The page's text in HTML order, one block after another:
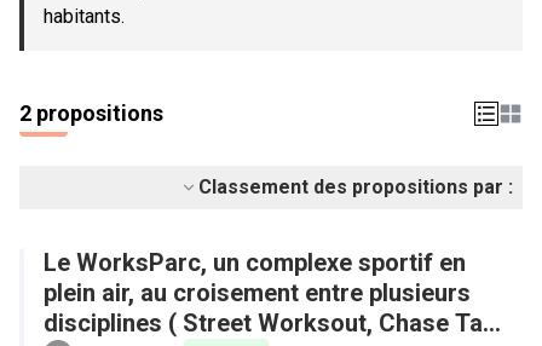
habitants.
2 propositions
Classement des propositions par :
Le WorksParc, un complexe sportif en
plein air, au croisement entre plusieurs
disciplines ( Street Worksout, Chase Tag,